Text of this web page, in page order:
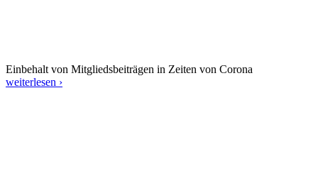
Einbehalt von Mitgliedsbeiträgen in Zeiten von Corona
weiterlesen ›